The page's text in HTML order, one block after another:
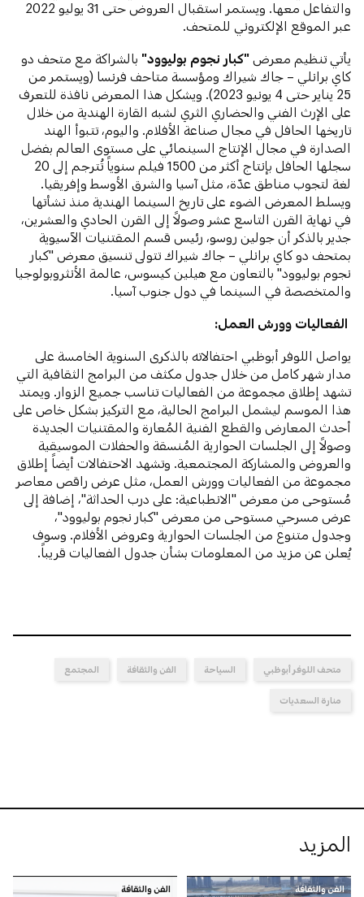
والتفاعل معها. ويستمر استقبال العروض حتى 31 يوليو 2022
عبر الموقع الإلكتروني للمتحف.
يأتي تنظيم معرض "كبار نجوم بوليوود"بالشراكة مع متحف دو
كاي برانلي – جاك شيراك ومؤسسة متاحف فرنسا (ويستمر من
25 يناير حتى 4 يونيو 2023). ويشكل هذا المعرض نافذة للتعرف
على الإرث الفني والحضاري الثري لشبه القارة الهندية من خلال
تاريخها الحافل في مجال صناعة الأفلام. واليوم، تتبوأ الهند
الصدارة في مجال الإنتاج السينمائي على مستوى العالم بفضل
سجلها الحافل بإنتاج أكثر من 1500 فيلم سنوياً تُترجم إلى 20
لغة لتجوب مناطق عدّة، مثل آسيا والشرق الأوسط وإفريقيا.
ويسلط المعرض الضوء على تاريخ السينما الهندية منذ نشأتها
في نهاية القرن التاسع عشر وصولاً إلى القرن الحادي والعشرين،
جدير بالذكر أن جولين روسو، رئيس قسم المقتنيات الآسيوية
بمتحف دو كاي برانلي – جاك شيراك تتولى تنسيق معرض "كبار
نجوم بوليوود" بالتعاون مع هيلين كيسوس، عالمة الأنثروبولوجيا
والمتخصصة في السينما في دول جنوب آسيا.
الفعاليات وورش العمل:
يواصل اللوفر أبوظبي احتفالاته بالذكرى السنوية الخامسة على
مدار شهر كامل من خلال جدول مكثف من البرامج الثقافية التي
تشهد إطلاق مجموعة من الفعاليات تناسب جميع الزوار. ويمتد
هذا الموسم ليشمل البرامج الحالية، مع التركيز بشكل خاص على
أحدث المعارض والقطع الفنية المُعارة والمقتنيات الجديدة
وصولاً إلى الجلسات الحوارية المُنسقة والحفلات الموسيقية
والعروض والمشاركة المجتمعية. وتشهد الاحتفالات أيضاً إطلاق
مجموعة من الفعاليات وورش العمل، مثل عرض راقص معاصر
مُستوحى من معرض "الانطباعية: على درب الحداثة"، إضافة إلى
عرض مسرحي مستوحى من معرض "كبار نجوم بوليوود"،
وجدول متنوع من الجلسات الحوارية وعروض الأفلام. وسوف
يُعلن عن مزيد من المعلومات بشأن جدول الفعاليات قريباً.
متحف اللوفر أبوظبي السياحة الفن والثقافة المجتمع
منارة السعديات
المزيد
الفن والثقافة الفن والثقافة